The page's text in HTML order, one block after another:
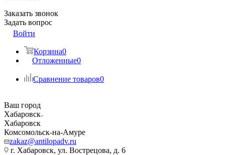
Заказать звонок
Задать вопрос
Войти
Корзина0
Отложенные0
Сравнение товаров0
Ваш город
Хабаровск
Хабаровск
Комсомольск-на-Амуре
zakaz@antilopadv.ru
г. Хабаровск, ул. Вострецова, д. 6